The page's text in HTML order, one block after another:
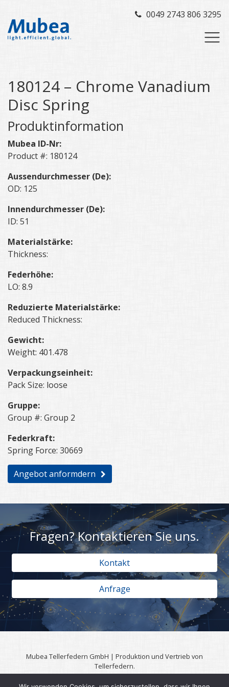
0049 2743 806 3295
180124 – Chrome Vanadium
Disc Spring
Produktinformation
Mubea ID-Nr:
Product #: 180124
Aussendurchmesser (De):
OD: 125
Innendurchmesser (De):
ID: 51
Materialstärke:
Thickness:
Federhöhe:
LO: 8.9
Reduzierte Materialstärke:
Reduced Thickness:
Gewicht:
Weight: 401.478
Verpackungseinheit:
Pack Size: loose
Gruppe:
Group #: Group 2
Federkraft:
Spring Force: 30669
Angebot anformdern
Fragen? Kontaktieren Sie uns.
Kontakt
Anfrage
Mubea Tellerfedern GmbH | Produktion und Vertrieb von
Tellerfedern.